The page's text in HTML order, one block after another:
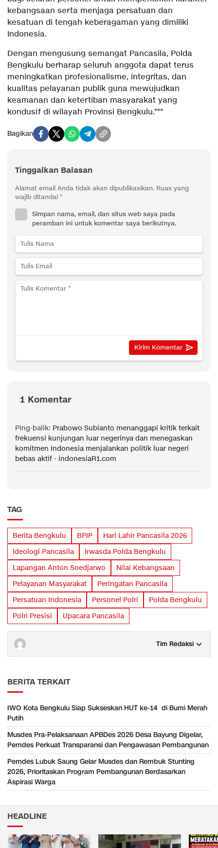
kebangsaan serta menjaga persatuan dan
kesatuan di tengah keberagaman yang dimiliki
Indonesia.
Dengan mengusung semangat Pancasila, Polda
Bengkulu berharap seluruh anggota dapat terus
meningkatkan profesionalisme, integritas, dan
kualitas pelayanan publik guna mewujudkan
keamanan dan ketertiban masyarakat yang
kondusif di wilayah Provinsi Bengkulu.***
Bagikan
Tinggalkan Balasan
Alamat email Anda tidak akan dipublikasikan. Ruas yang
wajib ditandai *
Simpan nama, email, dan situs web saya pada
peramban ini untuk komentar saya berikutnya.
1 Komentar
Ping-balik: Prabowo Subianto menanggapi kritik terkait
frekuensi kunjungan luar negerinya dan menegaskan
komitmen Indonesia menjalankan politik luar negeri
bebas aktif - indonesiaR1.com
TAG
Berita Bengkulu BPIP
Hari Lahir Pancasila 2026
Ideologi Pancasila
Irwasda Polda Bengkulu
Lapangan Anton Soedjarwo
Nilai Kebangsaan
Pelayanan Masyarakat
Peringatan Pancasila
Persatuan Indonesia
Personel Polri
Polda Bengkulu
Polri Presisi
Upacara Pancasila
Tim Redaksi
BERITA TERKAIT
IWO Kota Bengkulu Siap Sukseskan HUT ke-14 di Bumi Merah
Putih
Musdes Pra-Pelaksanaan APBDes 2026 Desa Bayung Digelar,
Pemdes Perkuat Transparansi dan Pengawasan Pembangunan
Pemdes Lubuk Saung Gelar Musdes dan Rembuk Stunting
2026, Prioritaskan Program Pembangunan Berdasarkan
Aspirasi Warga
HEADLINE